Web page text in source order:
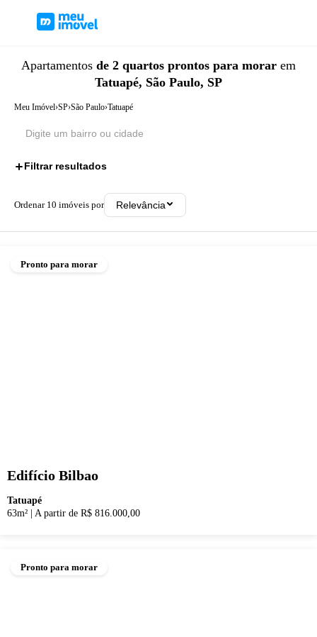
Apartamentos de 2 quartos prontos para morar em
Tatuapé, São Paulo, SP
Meu Imóvel›SP›São Paulo›Tatuapé
Filtrar resultados
Ordenar 10 imóveis por Relevância
Pronto para morar
Edifício Bilbao
Tatuapé
63m²
A partir de R$ 816.000,00
Pronto para morar